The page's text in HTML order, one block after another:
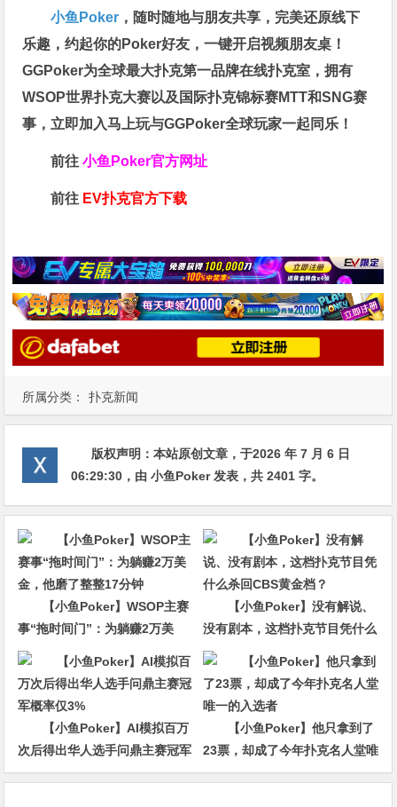
所属分类： 扑克新闻
小鱼Poker ，随时随地与朋友共享，完美还原线下
乐趣，约起你的Poker好友，一键开启视频朋友桌！
GGPoker为全球最大扑克第一品牌在线扑克室，拥有
WSOP世界扑克大赛以及国际扑克锦标赛MTT和SNG赛
事，立即加入马上玩与GGPoker全球玩家一起同乐！
前往小鱼Poker官方网址
前往 EV扑克官方下载
版权声明：本站原创文章，于2026 年 7 月 6 日
06:29:30 ，由小鱼Poker发表，共 2401 字。
【小鱼Poker】WSOP主赛
事“拖时间门”：为躺赚2万美
金，他磨了整整17分钟
【小鱼Poker】没有解说、
没有剧本，这档扑克节目凭什么
杀回CBS黄金档？
【小鱼Poker】AI模拟百万
次后得出华人选手问鼎主赛冠军
概率仅3%
【小鱼Poker】他只拿到了
23票，却成了今年扑克名人堂唯
一的入选者